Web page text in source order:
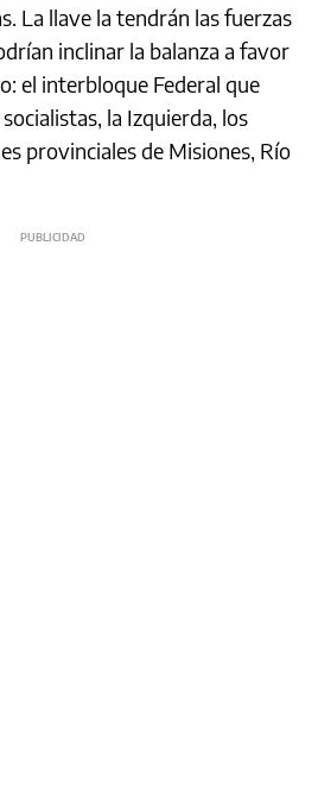
La llave la tendrán las fuerzas
inclinar la balanza a favor
el interbloque Federal que
la Izquierda, los
provinciales de Misiones, Río